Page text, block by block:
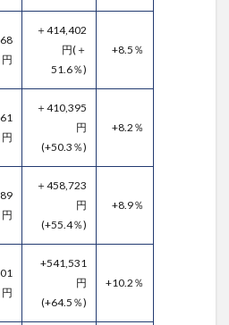
円
＋414,402
円(＋
51.6％)
+8.5％
円
＋410,395
円
(+50.3％)
+8.2％
円
＋458,723
円
(+55.4％)
+8.9％
円
+541,531
円
(+64.5％)
+10.2％